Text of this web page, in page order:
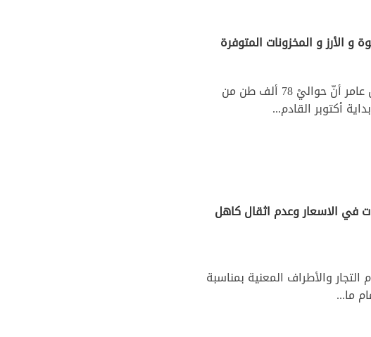
الأرز و المخزونات المتوفرة
أعلن الرئيس المدير العام للديوان التونسي للتجارة إلياس بن عامر أنّ حواليْ 78 ألف طن من
أكتوبر القادم...
في الاسعار وعدم اثقال كاهل
والأطراف المعنية بمناسبة
ما...